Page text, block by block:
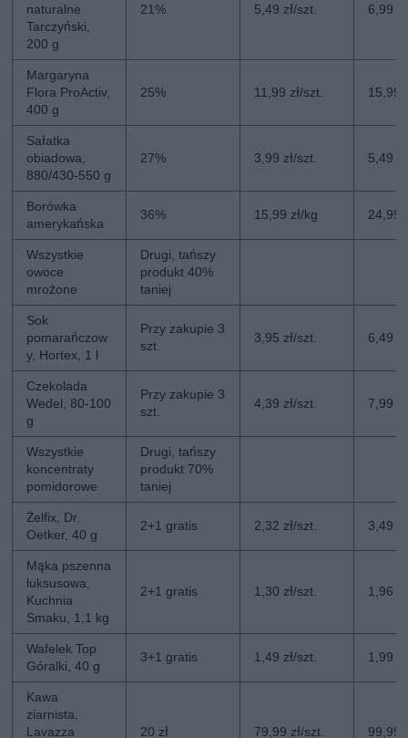
naturalne
Tarczyński,
200 g
21% 5,49 zł/szt. 6,99
Margaryna
Flora ProActiv,
400 g
25% 11,99 zł/szt. 15,99
Sałatka
obiadowa,
880/430-550 g
27% 3,99 zł/szt. 5,49
Borówka
amerykańska
36% 15,99 zł/kg 24,99
Wszystkie
owoce
mrożone
Drugi, tańszy
produkt 40%
taniej
Sok
pomarańczow
y, Hortex, 1 l
Przy zakupie 3
szt.
3,95 zł/szt. 6,49
Czekolada
Wedel, 80-100
g
Przy zakupie 3
szt.
4,39 zł/szt. 7,99
Wszystkie
koncentraty
pomidorowe
Drugi, tańszy
produkt 70%
taniej
Żelfix, Dr.
Oetker, 40 g
2+1 gratis 2,32 zł/szt. 3,49
Mąka pszenna
luksusowa,
Kuchnia
Smaku, 1,1 kg
2+1 gratis 1,30 zł/szt. 1,96
Wafelek Top
Góralki, 40 g
3+1 gratis 1,49 zł/szt. 1,99
Kawa
ziarnista,
Lavazza
20 zł 79,99 zł/szt. 99,99